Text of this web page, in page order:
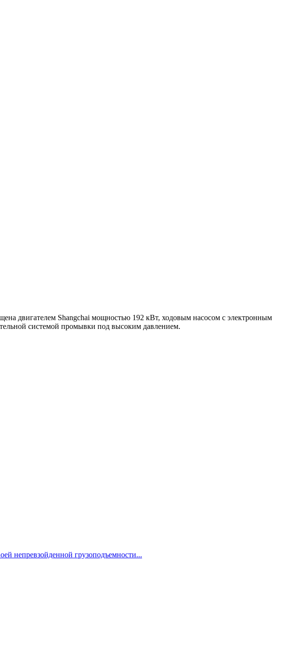
двигателем Shangchai мощностью 192 кВт, ходовым насосом с электронным
системой промывки под высоким давлением.
непревзойденной грузоподъемности...